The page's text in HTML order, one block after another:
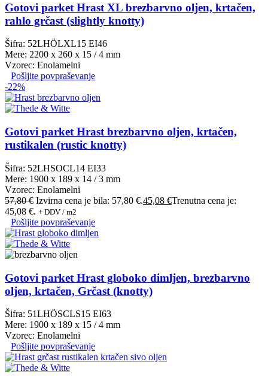
Gotovi parket Hrast XL brezbarvno oljen, krtačen,
rahlo grčast (slightly knotty)
Šifra: 52LHÖLXL15 EI46
Mere: 2200 x 260 x 15 / 4 mm
Vzorec: Enolamelni
Pošljite povpraševanje
-22%
Gotovi parket Hrast brezbarvno oljen, krtačen,
rustikalen (rustic knotty)
Šifra: 52LHSOCL14 EI33
Mere: 1900 x 189 x 14 / 3 mm
Vzorec: Enolamelni
57,80€ Izvirna cena je bila: 57,80 €.45,08 €Trenutna cena je:
45,08 €. + DDV / m2
Pošljite povpraševanje
Gotovi parket Hrast globoko dimljen, brezbarvno
oljen, krtačen, Grčast (knotty)
Šifra: 51LHÖSCLS15 EI63
Mere: 1900 x 189 x 15 / 4 mm
Vzorec: Enolamelni
Pošljite povpraševanje